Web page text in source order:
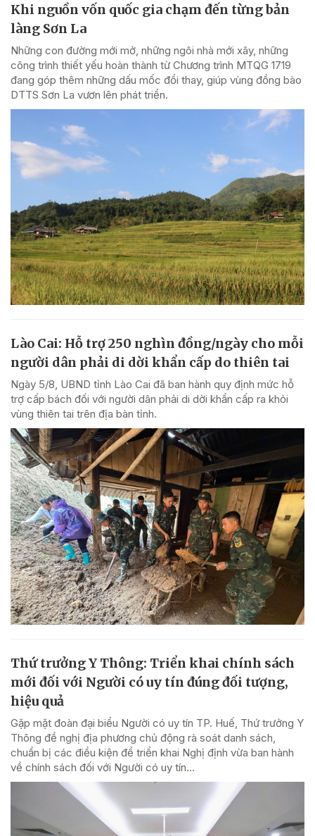
Khi nguồn vốn quốc gia chạm đến từng bản
làng Sơn La
Những con đường mới mở, những ngôi nhà mới xây, những
công trình thiết yếu hoàn thành từ Chương trình MTQG 1719
đang góp thêm những dấu mốc đổi thay, giúp vùng đồng bào
DTTS Sơn La vươn lên phát triển.
Lào Cai: Hỗ trợ 250 nghìn đồng/ngày cho mỗi
người dân phải di dời khẩn cấp do thiên tai
Ngày 5/8, UBND tỉnh Lào Cai đã ban hành quy định mức hỗ
trợ cấp bách đối với người dân phải di dời khẩn cấp ra khỏi
vùng thiên tai trên địa bàn tỉnh.
Thứ trưởng Y Thông: Triển khai chính sách
mới đối với Người có uy tín đúng đối tượng,
hiệu quả
Gặp mặt đoàn đại biểu Người có uy tín TP. Huế, Thứ trưởng Y
Thông đề nghị địa phương chủ động rà soát danh sách,
chuẩn bị các điều kiện để triển khai Nghị định vừa ban hành
về chính sách đối với Người có uy tín...